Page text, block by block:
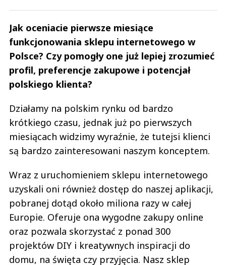
Jak oceniacie pierwsze miesiące
funkcjonowania sklepu internetowego w
Polsce? Czy pomogły one już lepiej zrozumieć
profil, preferencje zakupowe i potencjał
polskiego klienta?
Działamy na polskim rynku od bardzo
krótkiego czasu, jednak już po pierwszych
miesiącach widzimy wyraźnie, że tutejsi klienci
są bardzo zainteresowani naszym konceptem.
Wraz z uruchomieniem sklepu internetowego
uzyskali oni również dostęp do naszej aplikacji,
pobranej dotąd około miliona razy w całej
Europie. Oferuje ona wygodne zakupy online
oraz pozwala skorzystać z ponad 300
projektów DIY i kreatywnych inspiracji do
domu, na święta czy przyjęcia. Nasz sklep